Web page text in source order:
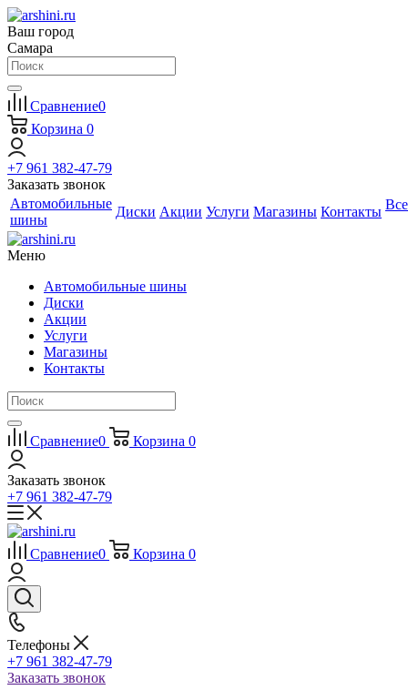
Ваш город
Самара
Сравнение0
Корзина 0
+7 961 382-47-79
Заказать звонок
Автомобильные
шины
Диски Акции Услуги Магазины Контакты Все
Меню
Автомобильные шины
Диски
Акции
Услуги
Магазины
Контакты
Сравнение0 Корзина 0
Заказать звонок
+7 961 382-47-79
Сравнение0 Корзина 0
Телефоны
+7 961 382-47-79
Заказать звонок